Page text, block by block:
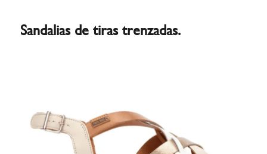
Sandalias de tiras trenzadas.